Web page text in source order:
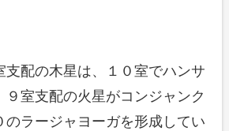
支配の木星は、１０室でハンサ
９室支配の火星がコンジャンク
のラージャヨーガを形成してい